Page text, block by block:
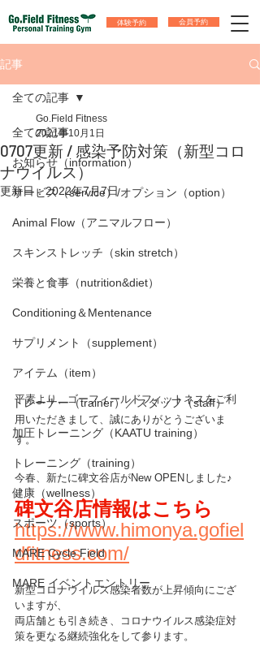
体験予約 会員予約
記事
全ての記事
お知らせ（information）
サービス（service）/オプション（option）
Animal Flow（アニマルフロー）
スキンストレッチ（skin stretch）
栄養と食事（nutrition&diet）
Conditioning＆Mentenance
サプリメント（supplement）
アイテム（item）
トレーナー（trainer）／スタッフ（staff）
加圧トレーニング（KAATU training）
トレーニング（training）
健康（wellness）
スポーツ（sports）
MARE Cycle Field
MARE イベントエントリー
全ての記事
0707更新 / 感染予防対策（新型コロ
ナウイルス）
Go.Field Fitness
2021年10月1日
更新日：2022年7月7日
平素より、ゴーフィールドフィットネスをご利
用いただきまして、誠にありがとうございま
す。
今春、新たに碑文谷店がNew OPENしました♪
碑文谷店情報はこちら
https://www.himonya.gofiel
dfitness.com/
新型コロナウイルス感染者数が上昇傾向にござ
いますが、
両店舗とも引き続き、コロナウイルス感染症対
策を更なる継続強化をして参ります。